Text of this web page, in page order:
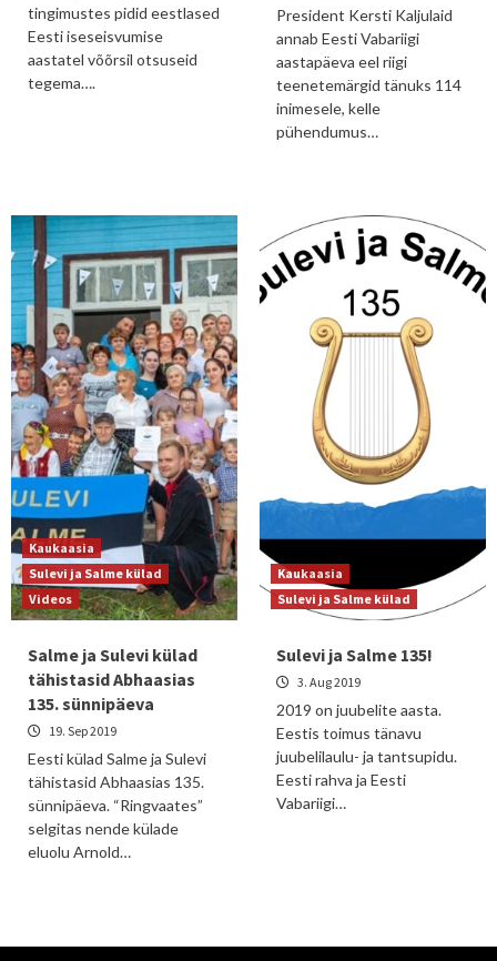
tingimustes pidid eestlased
Eesti iseseisvumise
aastatel võõrsil otsuseid
tegema….
President Kersti Kaljulaid
annab Eesti Vabariigi
aastapäeva eel riigi
teenetemärgid tänuks 114
inimesele, kelle
pühendumus…
Kaukaasia
Sulevi ja Salme külad
Videos
Salme ja Sulevi külad
tähistasid Abhaasias
135. sünnipäeva
19. Sep 2019
Eesti külad Salme ja Sulevi
tähistasid Abhaasias 135.
sünnipäeva. “Ringvaates”
selgitas nende külade
eluolu Arnold…
Kaukaasia
Sulevi ja Salme külad
Sulevi ja Salme 135!
3. Aug 2019
2019 on juubelite aasta.
Eestis toimus tänavu
juubelilaulu- ja tantsupidu.
Eesti rahva ja Eesti
Vabariigi…